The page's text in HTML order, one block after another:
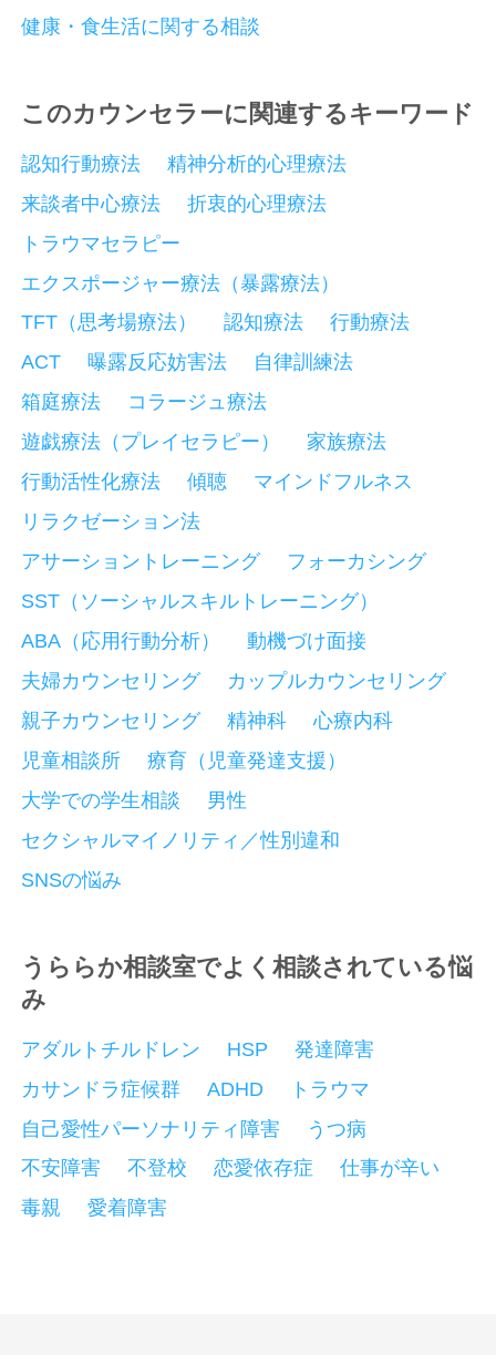
健康・食生活に関する相談
このカウンセラーに関連するキーワード
認知行動療法
精神分析的心理療法
来談者中心療法
折衷的心理療法
トラウマセラピー
エクスポージャー療法（暴露療法）
TFT（思考場療法）
認知療法
行動療法
ACT
曝露反応妨害法
自律訓練法
箱庭療法
コラージュ療法
遊戯療法（プレイセラピー）
家族療法
行動活性化療法
傾聴
マインドフルネス
リラクゼーション法
アサーショントレーニング
フォーカシング
SST（ソーシャルスキルトレーニング）
ABA（応用行動分析）
動機づけ面接
夫婦カウンセリング
カップルカウンセリング
親子カウンセリング
精神科
心療内科
児童相談所
療育（児童発達支援）
大学での学生相談
男性
セクシャルマイノリティ／性別違和
SNSの悩み
うららか相談室でよく相談されている悩
み
アダルトチルドレン HSP
発達障害
カサンドラ症候群
ADHD
トラウマ
自己愛性パーソナリティ障害
うつ病
不安障害
不登校 恋愛依存症
仕事が辛い
毒親
愛着障害